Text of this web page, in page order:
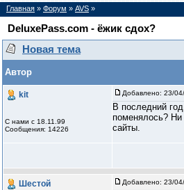
Главная » Форум » AVS »
DeluxePass.com - ёжик сдох?
Новая тема
Автор
kit
С нами с 18.11.99
Сообщения: 14226
Добавлено: 23/
В последний
поменялось? Ни
сайты.
Шестой Добавлено: 23/